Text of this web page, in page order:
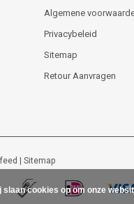
Algemene
Privacybeleid
Sitemap
Retour Aanvragen
| Sitemap
slaan cookies op om onze